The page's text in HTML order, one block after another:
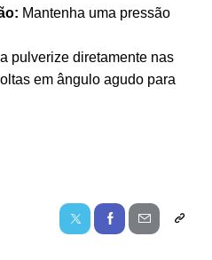
Mantenha uma pressão
pulverize diretamente nas
em ângulo agudo para